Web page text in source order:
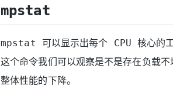
mpstat
mpstat 可以显示出每个 CPU 核心的
这个命令我们可以观察是不是存在负载
整体性能的下降。